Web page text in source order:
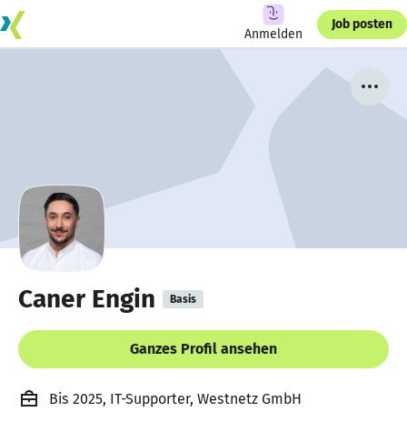
Anmelden
Job posten
Caner Engin Basis
Ganzes Profil ansehen
Bis 2025, IT-Supporter, Westnetz GmbH